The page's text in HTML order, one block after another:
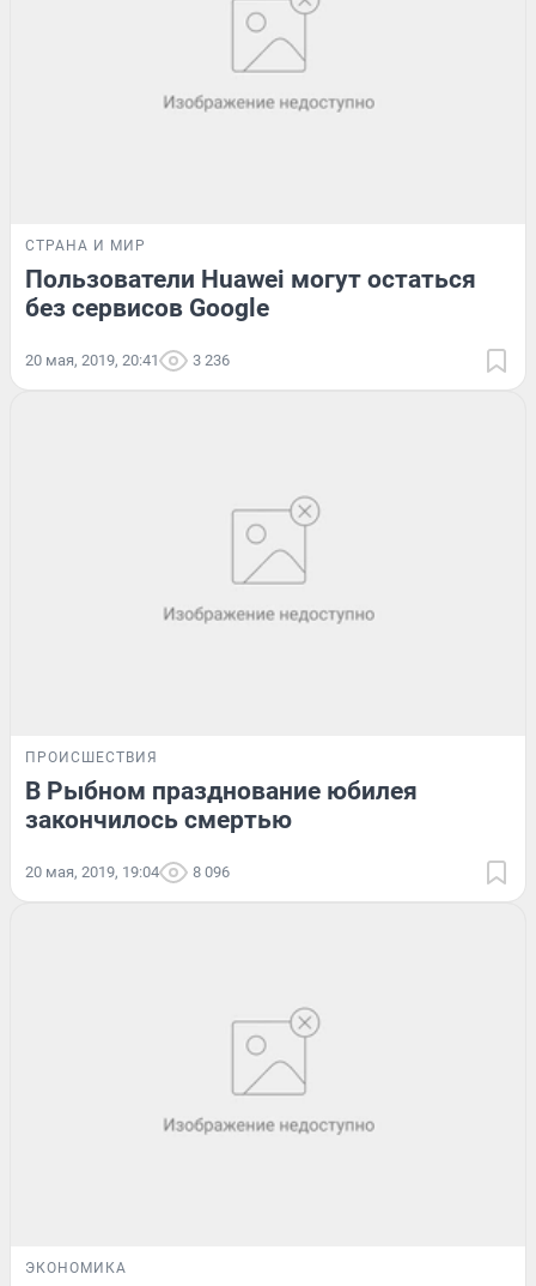
СТРАНА И МИР
Пользователи Huawei могут остаться
без сервисов Google
20 мая, 2019, 20:41 3 236
ПРОИСШЕСТВИЯ
В Рыбном празднование юбилея
закончилось смертью
20 мая, 2019, 19:04 8 096
ЭКОНОМИКА